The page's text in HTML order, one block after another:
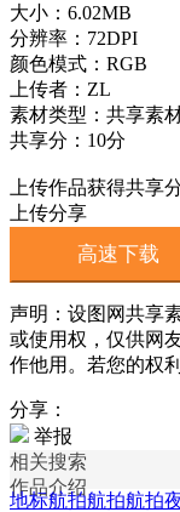
大小：6.02MB
分辨率：72DPI
颜色模式：RGB
上传者：ZL
素材类型：共享素
共享分：10分
上传作品获得共享
上传分享
高速下载
声明：设图网共享
或使用权，仅供网
作他用。若您的权
分享：
举报
相关搜索
作品介绍
地标航拍航拍航拍